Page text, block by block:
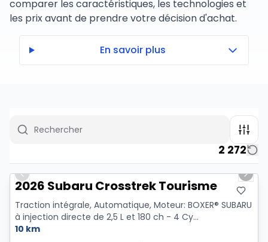
comparer les caractéristiques, les technologies et
les prix avant de prendre votre décision d'achat.
En savoir plus
2 272
1/2
Previous slide
Next
2026 Subaru Crosstrek Tourisme
Traction intégrale, Automatique, Moteur: BOXER® SUBARU
à injection directe de 2,5 L et 180 ch - 4 Cy...
10 km